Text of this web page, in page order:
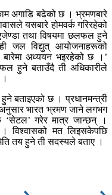
अगाडि बढेको छ । भ्रमणबारे
यसबारे होमवर्क गरिरहेको
तथा विषयमा छलफल हुने
जल विद्युत् आयोजनाहरूको
अध्ययन भइरहेको छ ।’
हुने बताउँदै ती अधिकारीले
बताइएको छ । प्रधानमन्त्री
भारत भ्रमण जाने लगभग
‘सेटल’ गरेर मात्र जान्छन् ।
विश्वासको मत लिइसकेपछि
तय हुने ती सदस्यले बताए ।